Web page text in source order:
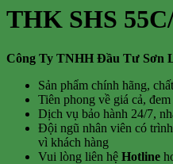
THK SHS
Công Ty TNHH Đầu Tư Sơn
Sản phẩm chính hãng,
Tiên phong về giá cả,
Dịch vụ bảo hành 24/7,
Đội ngũ nhân viên có
vì khách hàng
Vui lòng liên hệ Hotline